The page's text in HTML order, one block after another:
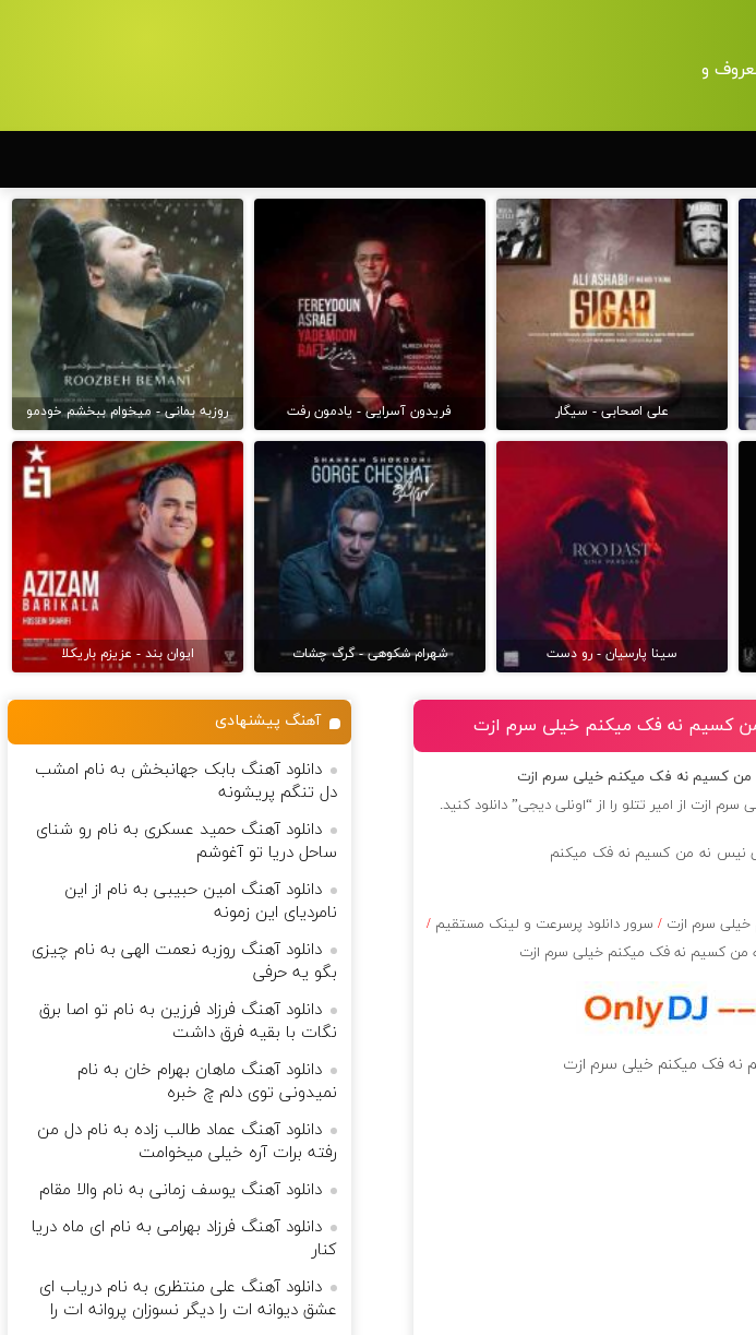
و
علی اصحابی - سیگار فریدون آسرایی - یادمون رفت روزبه بمانی - میخوام ببخشم خودمو
سینا پارسیان - رو دست شهرام شکوهی - گرگ چشات ایوان بند - عزیزم باریکلا
من کسیم نه فک میکنم خیلی سرم ازت
من کسیم نه فک میکنم خیلی سرم ازت
سرم ازت از امیر تتلو را از “اونلی دیجی” دانلود کنید.
خیلی سرم ازت/ سرور دانلود پرسرعت و لینک مستقیم/
من کسیم نه فک میکنم خیلی سرم ازت
نه فک میکنم خیلی سرم ازت
آهنگ پیشنهادی
دانلود آهنگ بابک جهانبخش به نام امشب
دل تنگم پریشونه
دانلود آهنگ حمید عسکری به نام رو شنای
ساحل دریا تو آغوشم
دانلود آهنگ امین حبیبی به نام از این
نامردیای این زمونه
دانلود آهنگ روزبه نعمت الهی به نام چیزی
بگو یه حرفی
دانلود آهنگ فرزاد فرزین به نام تو اصا برق
نگات با بقیه فرق داشت
دانلود آهنگ ماهان بهرام خان به نام
نمیدونی توی دلم چ خبره
دانلود آهنگ عماد طالب زاده به نام دل من
رفته برات آره خیلی میخوامت
دانلود آهنگ یوسف زمانی به نام والا مقام
دانلود آهنگ فرزاد بهرامی به نام ای ماه دریا
کنار
دانلود آهنگ علی منتظری به نام دریاب ای
عشق دیوانه ات را دیگر نسوزان پروانه ات را